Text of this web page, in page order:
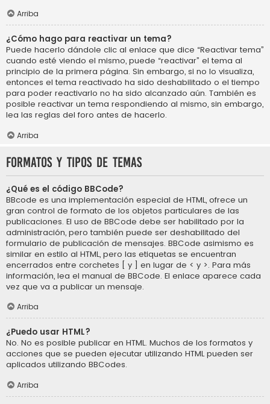
Arriba
¿Cómo hago para reactivar un tema?
Puede hacerlo dándole clic al enlace que dice “Reactivar tema”
cuando esté viendo el mismo, puede “reactivar” el tema al
principio de la primera página. Sin embargo, si no lo visualiza,
entonces el tema reactivado ha sido deshabilitado o el tiempo
para poder reactivarlo no ha sido alcanzado aún. También es
posible reactivar un tema respondiendo al mismo, sin embargo,
lea las reglas del foro antes de hacerlo.
Arriba
Formatos y tipos de temas
¿Qué es el código BBCode?
BBcode es una implementación especial de HTML, ofrece un
gran control de formato de los objetos particulares de las
publicaciones. El uso de BBCode debe ser habilitado por la
administración, pero también puede ser deshabilitado del
formulario de publicación de mensajes. BBCode asimismo es
similar en estilo al HTML, pero las etiquetas se encuentran
encerrados entre corchetes [ y ] en lugar de < y >. Para más
información, lea el manual de BBCode. El enlace aparece cada
vez que va a publicar un mensaje.
Arriba
¿Puedo usar HTML?
No. No es posible publicar en HTML. Muchos de los formatos y
acciones que se pueden ejecutar utilizando HTML pueden ser
aplicados utilizando BBCodes.
Arriba